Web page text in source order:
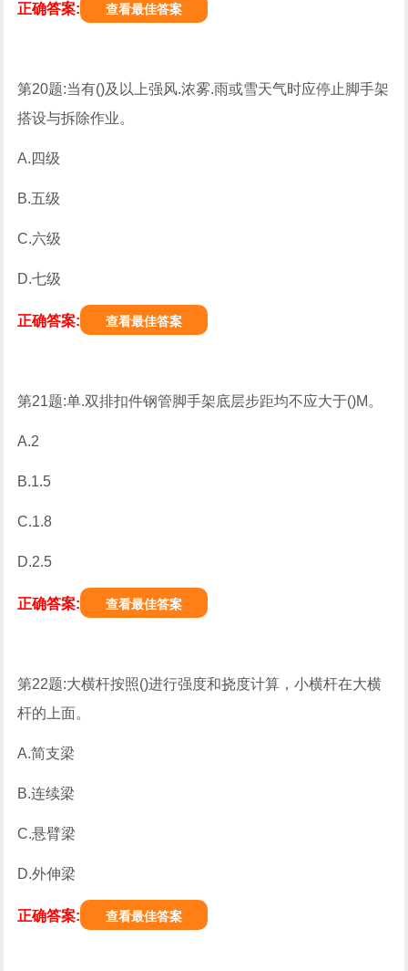
正确答案: 查看最佳答案
第20题:当有()及以上强风.浓雾.雨或雪天气时应停止脚手架
搭设与拆除作业。
A.四级
B.五级
C.六级
D.七级
正确答案: 查看最佳答案
第21题:单.双排扣件钢管脚手架底层步距均不应大于()M。
A.2
B.1.5
C.1.8
D.2.5
正确答案: 查看最佳答案
第22题:大横杆按照()进行强度和挠度计算，小横杆在大横
杆的上面。
A.简支梁
B.连续梁
C.悬臂梁
D.外伸梁
正确答案: 查看最佳答案